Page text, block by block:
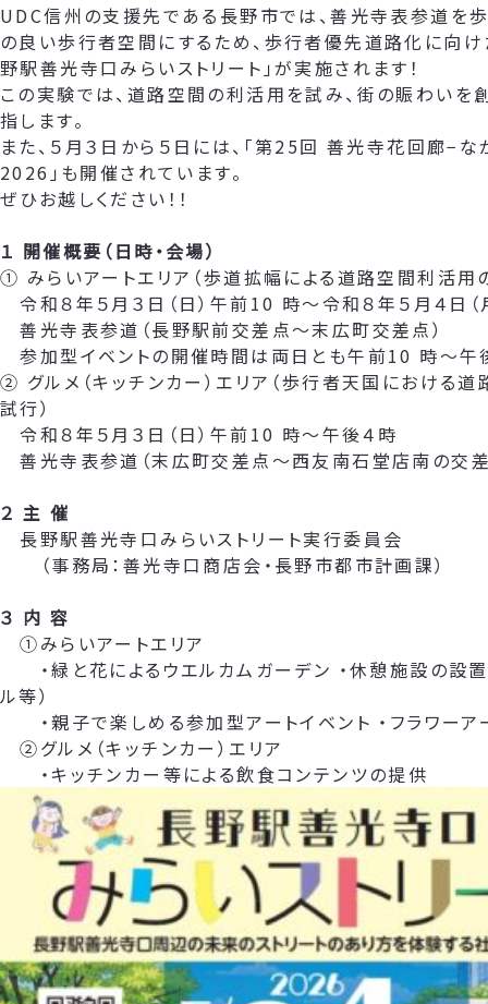
UDC信州の支援先である長野市では、善光寺表参道を歩
の良い歩行者空間にするため、歩行者優先道路化に向け
野駅善光寺口みらいストリート」が実施されます！
この実験では、道路空間の利活用を試み、街の賑わいを
指します。
また、５月３日から５日には、「第25回 善光寺花回廊−な
2026」も開催されています。
ぜひお越しください！！
１ 開催概要（日時・会場）
① みらいアートエリア（歩道拡幅による道路空間利活用
令和８年５月３日（日）午前10 時～令和８年５月４日（
善光寺表参道（長野駅前交差点～末広町交差点）
参加型イベントの開催時間は両日とも午前10 時～午
② グルメ（キッチンカー）エリア（歩行者天国における
試行）
令和８年５月３日（日）午前10 時～午後４時
善光寺表参道（末広町交差点～西友南石堂店南の交
２ 主 催
長野駅善光寺口みらいストリート実行委員会
（事務局：善光寺口商店会・長野市都市計画課）
３ 内 容
①みらいアートエリア
・緑と花によるウエルカムガーデン ・休憩施設の設置
ル等）
・親子で楽しめる参加型アートイベント ・フラワーア
②グルメ（キッチンカー）エリア
・キッチンカー等による飲食コンテンツの提供